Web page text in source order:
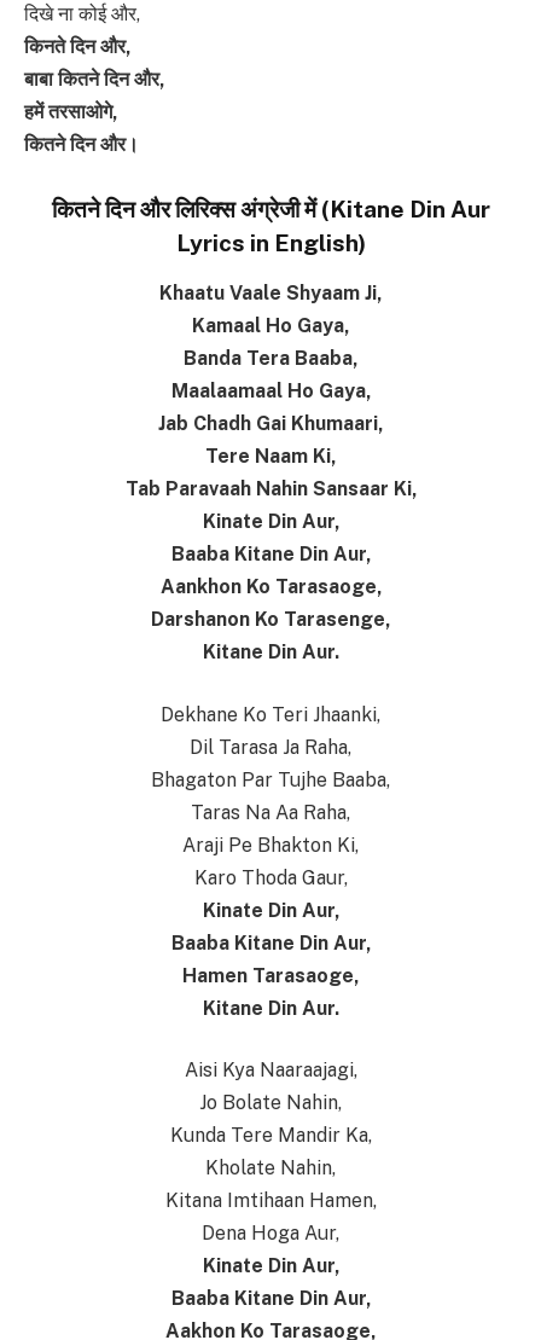
दिखे ना कोई और,
किनते दिन और,
बाबा कितने दिन और,
हमें तरसाओगे,
कितने दिन और।
कितने दिन और लिरिक्स अंग्रेजी में (Kitane Din Aur
Lyrics in English)
Khaatu Vaale Shyaam Ji,
Kamaal Ho Gaya,
Banda Tera Baaba,
Maalaamaal Ho Gaya,
Jab Chadh Gai Khumaari,
Tere Naam Ki,
Tab Paravaah Nahin Sansaar Ki,
Kinate Din Aur,
Baaba Kitane Din Aur,
Aankhon Ko Tarasaoge,
Darshanon Ko Tarasenge,
Kitane Din Aur.
Dekhane Ko Teri Jhaanki,
Dil Tarasa Ja Raha,
Bhagaton Par Tujhe Baaba,
Taras Na Aa Raha,
Araji Pe Bhakton Ki,
Karo Thoda Gaur,
Kinate Din Aur,
Baaba Kitane Din Aur,
Hamen Tarasaoge,
Kitane Din Aur.
Aisi Kya Naaraajagi,
Jo Bolate Nahin,
Kunda Tere Mandir Ka,
Kholate Nahin,
Kitana Imtihaan Hamen,
Dena Hoga Aur,
Kinate Din Aur,
Baaba Kitane Din Aur,
Aakhon Ko Tarasaoge,